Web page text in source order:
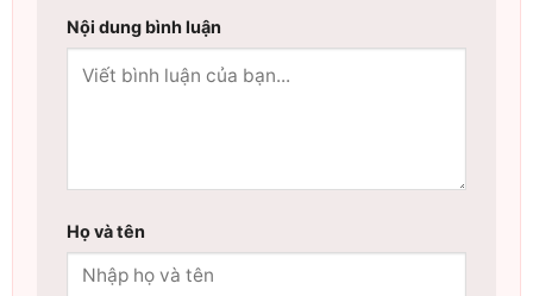
Nội dung bình luận
Họ và tên